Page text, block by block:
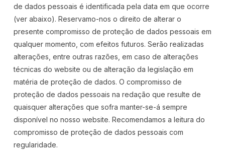
de dados pessoais é identificada pela data em que ocorre
(ver abaixo). Reservamo-nos o direito de alterar o
presente compromisso de proteção de dados pessoais em
qualquer momento, com efeitos futuros. Serão realizadas
alterações, entre outras razões, em caso de alterações
técnicas do website ou de alteração da legislação em
matéria de proteção de dados. O compromisso de
proteção de dados pessoais na redação que resulte de
quaisquer alterações que sofra manter-se-á sempre
disponível no nosso website. Recomendamos a leitura do
compromisso de proteção de dados pessoais com
regularidade.